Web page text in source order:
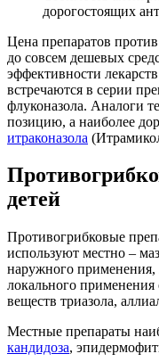
дорогостоящих
Цена препаратов
до совсем дешевых
эффективности
встречаются в серии
флуконазола. Аналоги
позицию, а наиболее
итраконазола
детей
Противогрибковые
используют местно –
наружного
локального
веществ триазола,
Местные препараты
кандидоза,